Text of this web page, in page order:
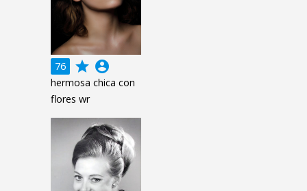
76 grade account_circle
hermosa chica con
flores wr